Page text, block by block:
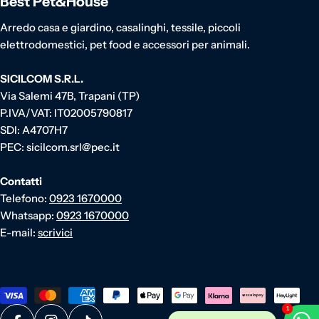
1
Arredo casa e giardino, casalinghi, tessile, piccoli
elettrodomestici, pet food e accessori per animali.
SICILCOM S.R.L.
Via Salemi 47B, Trapani (TP)
P.IVA/VAT: IT02005790817
SDI: A4707H7
PEC: sicilcom.srl@pec.it
Contatti
Telefono: 0923 1670000
Whatsapp: 0923 1670000
E-mail: scrivici
Metodi di pagamento